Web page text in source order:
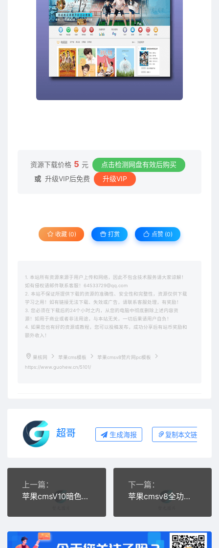
资源下载价格 5 元
点击检测网盘有效后购买
或 升级VIP后免费 升级VIP
收藏 (0) 打赏 点赞 (0)
1. 本站所有资源来源于用户上传和网络，因此不包含技术服务请大家谅解！
如有侵权请邮件联系客服！64533729@qq.com
2. 本站不保证所提供下载的资源的准确性、安全性和完整性，资源仅供下载
学习之用！如有链接无法下载、失效或广告，请联系客服处理，有奖励！
3. 您必须在下载后的24个小时之内，从您的电脑中彻底删除上述内容资
源！如用于商业或者非法用途，与本站无关，一切后果请用户自负！
4. 如果您也有好的资源或教程，您可以投稿发布，成功分享后有站币奖励和
额外收入！
果核网 苹果cms模板
苹果cmsv8赞片网pc模板
https://www.guohew.cn/5101/
超哥 生成海报 复制本文链接
上一篇：
苹果cmsV10暗色系动漫影视网站模板
下一篇：
苹果cmsv8全功能仿三贼网模板